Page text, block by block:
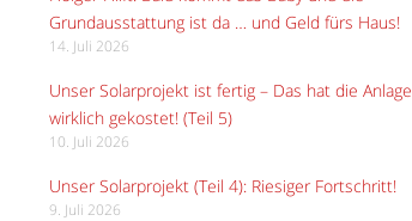
Grundausstattung ist da … und Geld fürs Haus!
14. Juli 2026
Unser Solarprojekt ist fertig – Das hat die Anlage
wirklich gekostet! (Teil 5)
10. Juli 2026
Unser Solarprojekt (Teil 4): Riesiger Fortschritt!
9. Juli 2026